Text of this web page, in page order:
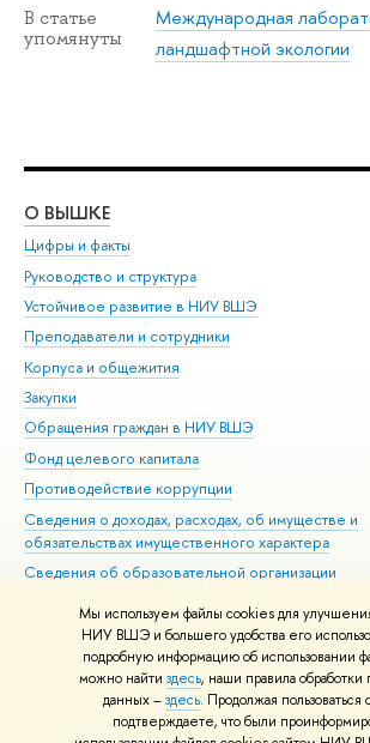
Мы используем файлы cookies для
НИУ ВШЭ и большего удобства его
подробную информацию об использовании
можно найти здесь, наши правила обработки
данных –здесь. Продолжая пользоваться
подтверждаете, что были
В статье
упомянуты
Международная
ландшафтной экологии
О ВЫШКЕ
Цифры и факты
Руководство и структура
Устойчивое развитие в НИУ ВШЭ
Преподаватели и сотрудники
Корпуса и общежития
Закупки
Обращения граждан в НИУ ВШЭ
Фонд целевого капитала
Противодействие коррупции
Сведения о доходах, расходах, об имуществе и
обязательствах имущественного характера
Сведения об образовательной организации
Людям с ограниченными возможностями
Единая платежная страница
Работа в Вышке